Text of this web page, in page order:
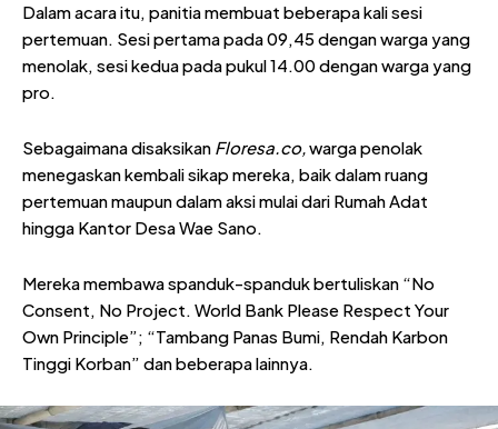
Dalam acara itu, panitia membuat beberapa kali sesi
pertemuan. Sesi pertama pada 09,45 dengan warga yang
menolak, sesi kedua pada pukul 14.00 dengan warga yang
pro.
Sebagaimana disaksikan Floresa.co,warga penolak
menegaskan kembali sikap mereka, baik dalam ruang
pertemuan maupun dalam aksi mulai dari Rumah Adat
hingga Kantor Desa Wae Sano.
Mereka membawa spanduk-spanduk bertuliskan “No
Consent, No Project. World Bank Please Respect Your
Own Principle”; “Tambang Panas Bumi, Rendah Karbon
Tinggi Korban” dan beberapa lainnya.